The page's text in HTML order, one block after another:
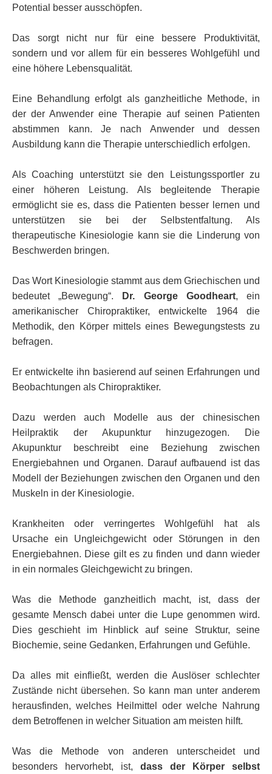
Potential besser ausschöpfen.
Das sorgt nicht nur für eine bessere Produktivität,
sondern und vor allem für ein besseres Wohlgefühl und
eine höhere Lebensqualität.
Eine Behandlung erfolgt als ganzheitliche Methode, in
der der Anwender eine Therapie auf seinen Patienten
abstimmen kann. Je nach Anwender und dessen
Ausbildung kann die Therapie unterschiedlich erfolgen.
Als Coaching unterstützt sie den Leistungssportler zu
einer höheren Leistung. Als begleitende Therapie
ermöglicht sie es, dass die Patienten besser lernen und
unterstützen sie bei der Selbstentfaltung. Als
therapeutische Kinesiologie kann sie die Linderung von
Beschwerden bringen.
Das Wort Kinesiologie stammt aus dem Griechischen und
bedeutet „Bewegung“.
Dr. George Goodheart, ein
amerikanischer Chiropraktiker, entwickelte 1964 die
Methodik, den Körper mittels eines Bewegungstests zu
befragen.
Er entwickelte ihn basierend auf seinen Erfahrungen und
Beobachtungen als Chiropraktiker.
Dazu werden auch Modelle aus der chinesischen
Heilpraktik der Akupunktur hinzugezogen. Die
Akupunktur beschreibt eine Beziehung zwischen
Energiebahnen und Organen. Darauf aufbauend ist das
Modell der Beziehungen zwischen den Organen und den
Muskeln in der Kinesiologie.
Krankheiten oder verringertes Wohlgefühl hat als
Ursache ein Ungleichgewicht oder Störungen in den
Energiebahnen. Diese gilt es zu finden und dann wieder
in ein normales Gleichgewicht zu bringen.
Was die Methode ganzheitlich macht, ist, dass der
gesamte Mensch dabei unter die Lupe genommen wird.
Dies geschieht im Hinblick auf seine Struktur, seine
Biochemie, seine Gedanken, Erfahrungen und Gefühle.
Da alles mit einfließt, werden die Auslöser schlechter
Zustände nicht übersehen. So kann man unter anderem
herausfinden, welches Heilmittel oder welche Nahrung
dem Betroffenen in welcher Situation am meisten hilft.
Was die Methode von anderen unterscheidet und
besonders hervorhebt, ist, dass der Körper selbst